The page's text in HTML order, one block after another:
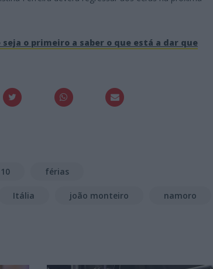
o primeiro a saber o que está a dar que
férias
Itália joão monteiro namoro